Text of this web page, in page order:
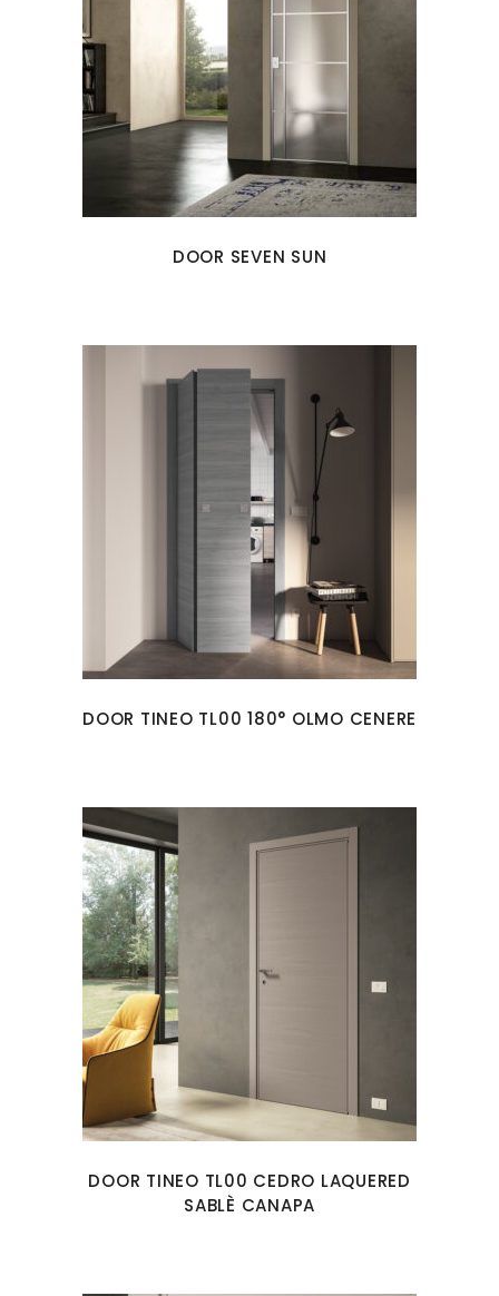
DOOR SEVEN SUN
DOOR TINEO TL00 180° OLMO CENERE
DOOR TINEO TL00 CEDRO LAQUERED
SABLÈ CANAPA